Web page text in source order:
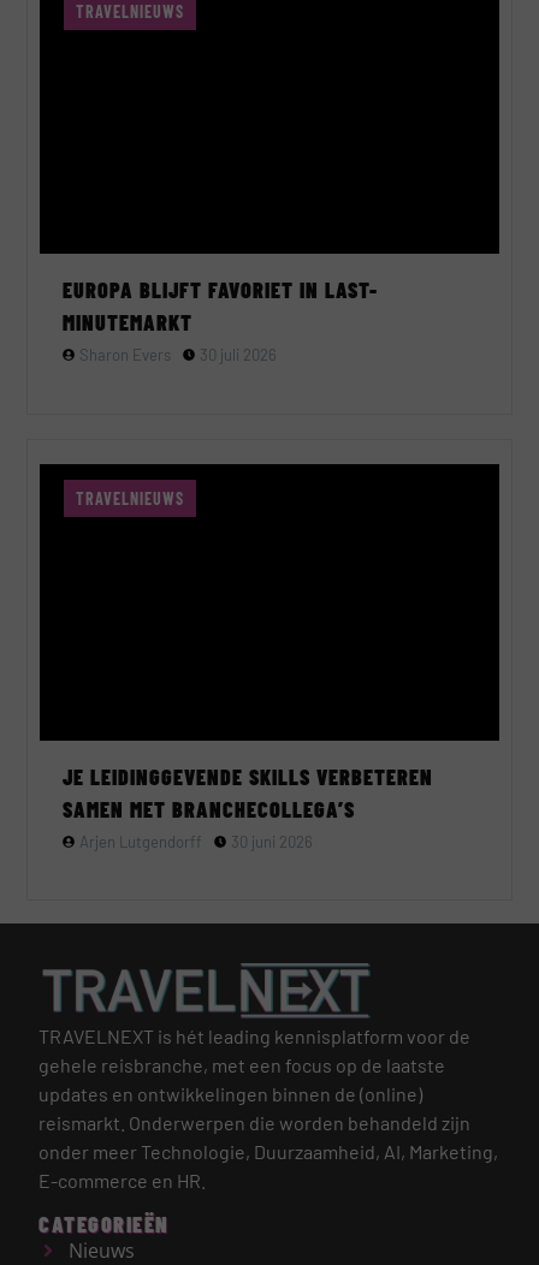
TRAVELNIEUWS
EUROPA BLIJFT FAVORIET IN LAST-
MINUTEMARKT
Sharon Evers 30 juli 2026
TRAVELNIEUWS
JE LEIDINGGEVENDE SKILLS VERBETEREN
SAMEN MET BRANCHECOLLEGA’S
Arjen Lutgendorff 30 juni 2026
TRAVELNEXT is hét leading kennisplatform voor de
gehele reisbranche, met een focus op de laatste
updates en ontwikkelingen binnen de (online)
reismarkt. Onderwerpen die worden behandeld zijn
onder meer Technologie, Duurzaamheid, AI, Marketing,
E-commerce en HR.
CATEGORIEËN
Nieuws